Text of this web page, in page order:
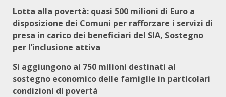
Lotta alla povertà: quasi 500 milioni di Euro a
disposizione dei Comuni per rafforzare i servizi di
presa in carico dei beneficiari del SIA, Sostegno
per l’inclusione attiva
Si aggiungono ai 750 milioni destinati al
sostegno economico delle famiglie in particolari
condizioni di povertà